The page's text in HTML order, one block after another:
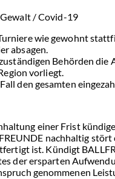
/ Covid-19
wie gewohnt
absagen.
Behörden
vorliegt.
den gesamten
einer Frist
nachhaltig
ist. Kündigt
der ersparten
genommenen